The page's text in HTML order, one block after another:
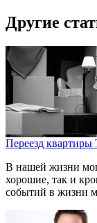
Другие
Переезд
В нашей жизни
хорошие, так и
событий в жизни